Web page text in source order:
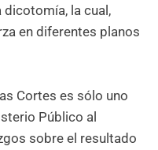
la cual,
en diferentes planos
Cortes es sólo uno
Público al
sobre el resultado